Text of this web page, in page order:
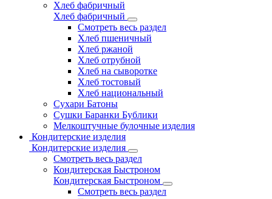
Хлеб фабричный
Хлеб фабричный
Смотреть весь раздел
Хлеб пшеничный
Хлеб ржаной
Хлеб отрубной
Хлеб на сыворотке
Хлеб тостовый
Хлеб национальный
Сухари Батоны
Сушки Баранки Бублики
Мелкоштучные булочные изделия
Кондитерские изделия
Кондитерские изделия
Смотреть весь раздел
Кондитерская Быстроном
Кондитерская Быстроном
Смотреть весь раздел